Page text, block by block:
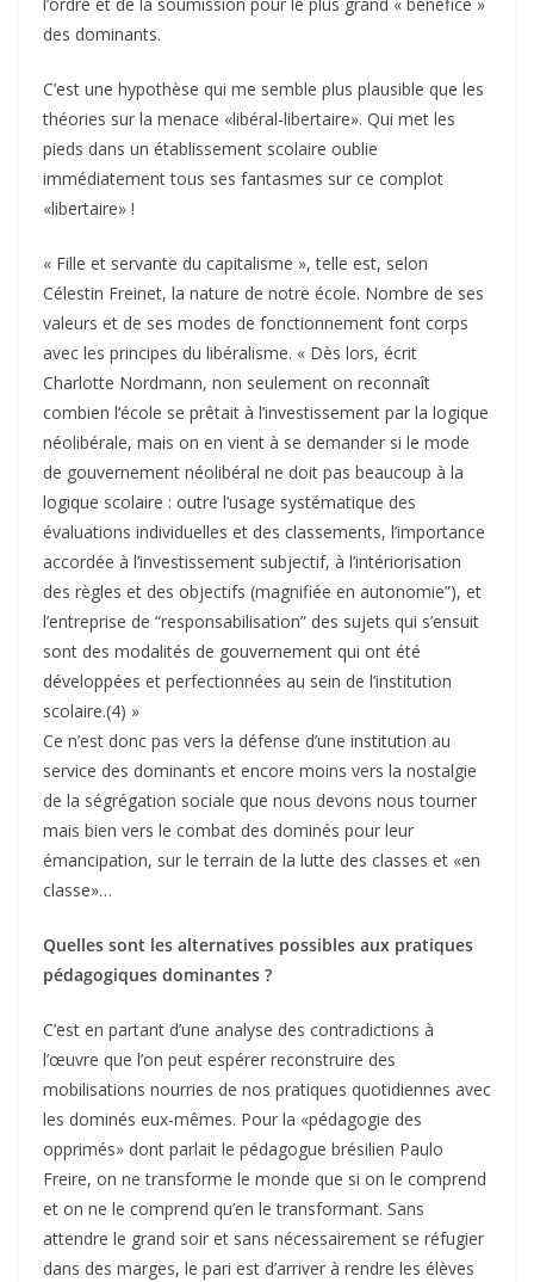
des dominants.
C’est une hypothèse qui me semble plus plausible que les
théories sur la menace «libéral-libertaire». Qui met les
pieds dans un établissement scolaire oublie
immédiatement tous ses fantasmes sur ce complot
«libertaire» !
« Fille et servante du capitalisme », telle est, selon
Célestin Freinet, la nature de notre école. Nombre de ses
valeurs et de ses modes de fonctionnement font corps
avec les principes du libéralisme. « Dès lors, écrit
Charlotte Nordmann, non seulement on reconnaît
combien l’école se prêtait à l’investissement par la logique
néolibérale, mais on en vient à se demander si le mode
de gouvernement néolibéral ne doit pas beaucoup à la
logique scolaire : outre l’usage systématique des
évaluations individuelles et des classements, l’importance
accordée à l’investissement subjectif, à l’intériorisation
des règles et des objectifs (magnifiée en autonomie”), et
l’entreprise de “responsabilisation” des sujets qui s’ensuit
sont des modalités de gouvernement qui ont été
développées et perfectionnées au sein de l’institution
scolaire.(4) »
Ce n’est donc pas vers la défense d’une institution au
service des dominants et encore moins vers la nostalgie
de la ségrégation sociale que nous devons nous tourner
mais bien vers le combat des dominés pour leur
émancipation, sur le terrain de la lutte des classes et «en
classe»…
Quelles sont les alternatives possibles aux pratiques
pédagogiques dominantes ?
C’est en partant d’une analyse des contradictions à
l’œuvre que l’on peut espérer reconstruire des
mobilisations nourries de nos pratiques quotidiennes avec
les dominés eux-mêmes. Pour la «pédagogie des
opprimés» dont parlait le pédagogue brésilien Paulo
Freire, on ne transforme le monde que si on le comprend
et on ne le comprend qu’en le transformant. Sans
attendre le grand soir et sans nécessairement se réfugier
dans des marges, le pari est d’arriver à rendre les élèves